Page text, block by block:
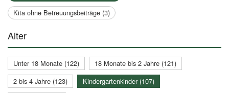
Kita ohne Betreuungsbeiträge (3)
Alter
Unter 18 Monate (122)
18 Monate bis 2 Jahre (121)
2 bis 4 Jahre (123)
Kindergartenkinder (107)